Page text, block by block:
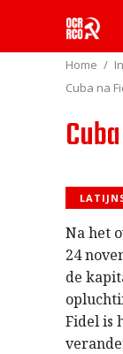
Home
Cuba na
Na het
24
de
Fidel is